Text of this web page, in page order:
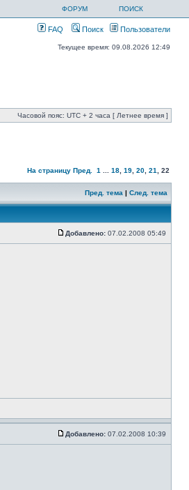
ФОРУМ ПОИСК
FAQ Поиск Пользователи
Текущее время: 09.08.2026 12:49
Часовой пояс: UTC + 2 часа [ Летнее время ]
На страницу Пред. 1 18 19 20 21 22
Пред. тема | След. тема
Добавлено: 07.02.2008 05:49
Добавлено: 07.02.2008 10:39